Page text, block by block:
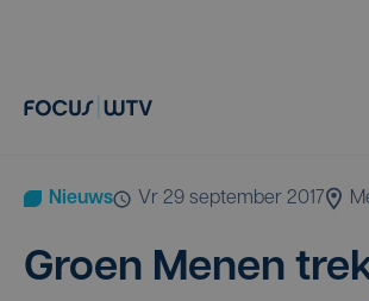
Nieuws vr 29 september 2017
Groen Menen